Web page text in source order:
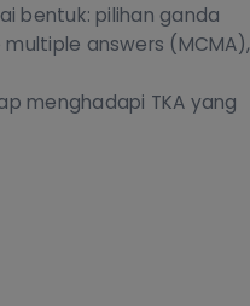
bentuk: pilihan ganda
answers (MCMA),
menghadapi TKA yang